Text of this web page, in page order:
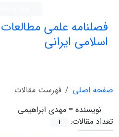
فصلنامه علمی
اسلامی ایرانی
صفحه اصلی
فهرست مقالات
نویسنده = مهدی ابراهیمی
تعداد مقالات:
1